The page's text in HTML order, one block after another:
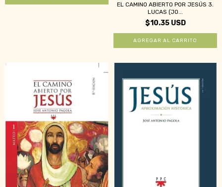
EL CAMINO ABIERTO POR JESÚS 3.
LUCAS (JO...
$10.35 USD